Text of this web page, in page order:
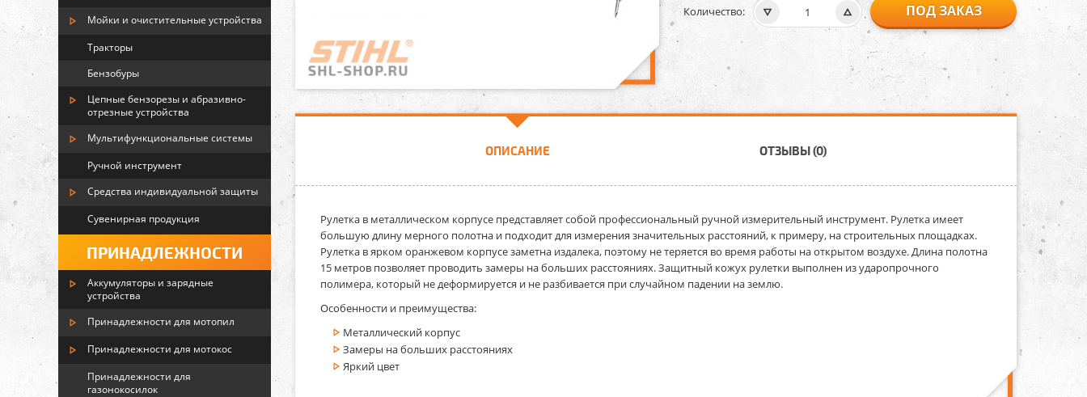
Мойки и очистительные устройства
Тракторы
Бензобуры
Цепные бензорезы и абразивно-
отрезные устройства
Мультифункциональные системы
Ручной инструмент
Средства индивидуальной защиты
Сувенирная продукция
ПРИНАДЛЕЖНОСТИ
Аккумуляторы и зарядные
устройства
Принадлежности для мотопил
Принадлежности для мотокос
Принадлежности для
газонокосилок
Количество: ПОД ЗАКАЗ
ОПИСАНИЕ ОТЗЫВЫ (0)
Рулетка в металлическом корпусе представляет собой профессиональный ручной измерительный инструмент. Рулетка имеет
большую длину мерного полотна и подходит для измерения значительных расстояний, к примеру, на строительных площадках.
Рулетка в ярком оранжевом корпусе заметна издалека, поэтому не теряется во время работы на открытом воздухе. Длина полотна
15 метров позволяет проводить замеры на больших расстояниях. Защитный кожух рулетки выполнен из ударопрочного
полимера, который не деформируется и не разбивается при случайном падении на землю.
Особенности и преимущества:
Металлический корпус
Замеры на больших расстояниях
Яркий цвет